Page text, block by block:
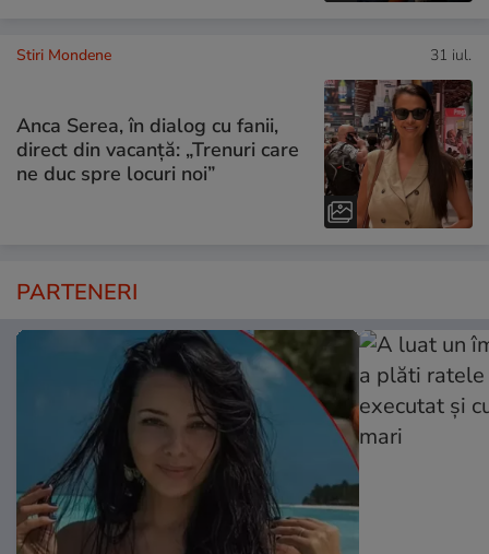
Stiri Mondene 31 iul.
Anca Serea, în dialog cu fanii,
direct din vacanță: „Trenuri care
ne duc spre locuri noi”
PARTENERI